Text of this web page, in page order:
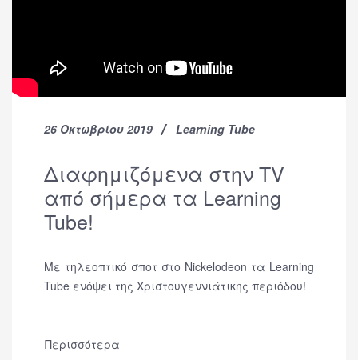
26 Οκτωβρίου 2019 Learning Tube
Διαφημιζόμενα στην TV
από σήμερα τα Learning
Tube!
Με τηλεοπτικό σποτ στο Nickelodeon τα Learning
Tube ενόψει της Χριστουγεννιάτικης περιόδου!
Περισσότερα